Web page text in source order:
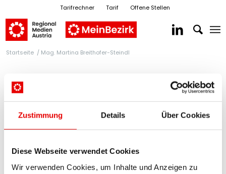
Zustimmung Details Über Cookies
Diese Webseite verwendet Cookies
Wir verwenden Cookies, um Inhalte und Anzeigen zu
Tarifrechner Tarif Offene Stellen
Startseite / Mag. Martina Breithofer-Steindl
RegionalMedien Burgenland &